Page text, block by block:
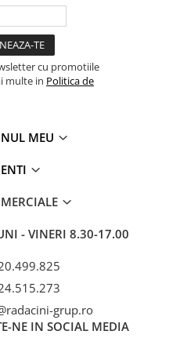
cu promotiile
multe in Politica de
MEU
- VINERI 8.30-17.00
grup.ro
NE IN SOCIAL MEDIA